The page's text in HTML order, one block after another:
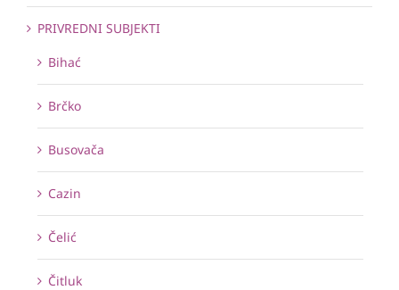
PRIVREDNI SUBJEKTI
Bihać
Brčko
Busovača
Cazin
Čelić
Čitluk